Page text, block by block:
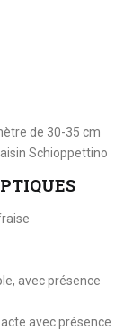
de 30-35 cm
Schioppettino
avec présence
avec présence